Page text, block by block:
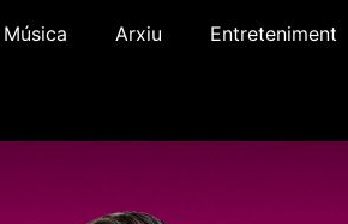
Música Arxiu Entreteniment